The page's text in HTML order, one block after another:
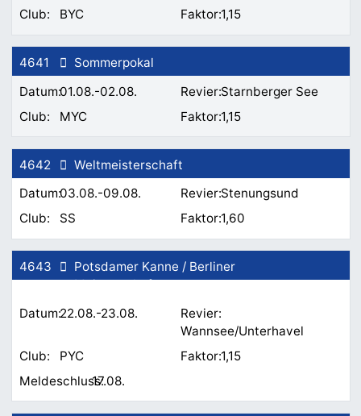
BYC
1,15
4641
01.08.-02.08.
Sommerpokal
Starnberger See
MYC
1,15
4642
03.08.-09.08.
Weltmeisterschaft
Stenungsund
SS
1,60
4643
22.08.-23.08.
Potsdamer Kanne / Berliner
Meisterschaft
Wannsee/Unterhavel
PYC
1,15
17.08.